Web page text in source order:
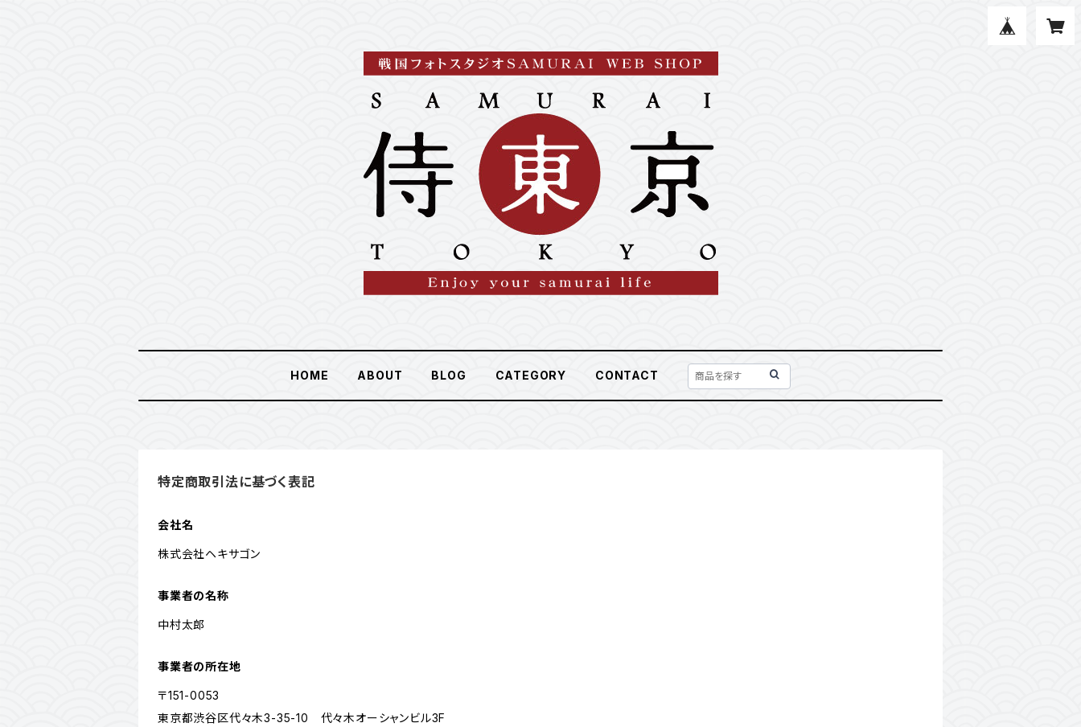
HOME ABOUT BLOG CATEGORY CONTACT
特定商取引法に基づく表記
会社名
株式会社ヘキサゴン
事業者の名称
中村太郎
事業者の所在地
〒151-0053
東京都渋谷区代々木3-35-10 代々木オーシャンビル3F